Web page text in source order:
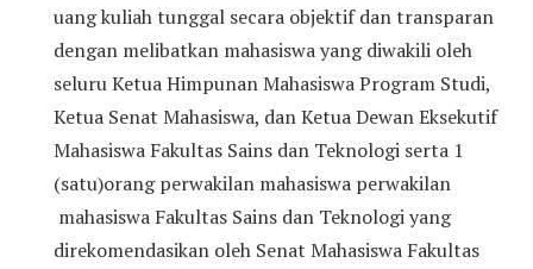
uang kuliah tunggal secara objektif dan transparan
dengan melibatkan mahasiswa yang diwakili oleh
seluru Ketua Himpunan Mahasiswa Program Studi,
Ketua Senat Mahasiswa, dan Ketua Dewan Eksekutif
Mahasiswa Fakultas Sains dan Teknologi serta 1
(satu)orang perwakilan mahasiswa perwakilan
mahasiswa Fakultas Sains dan Teknologi yang
direkomendasikan oleh Senat Mahasiswa Fakultas